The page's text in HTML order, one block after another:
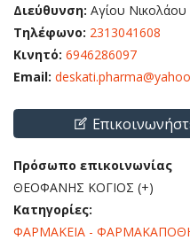
Διεύθυνση: Αγίου
Τηλέφωνο: 2313041608
Κινητό: 6946286097
Email:
Πρόσωπο επικοινωνίας
ΘΕΟΦΑΝΗΣ ΚΟΓΙΟΣ (+)
Κατηγορίες:
ΦΑΡΜΑΚΕΙΑ -